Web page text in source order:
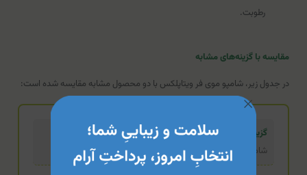
رطوبت.
مقایسه با گزینه‌های مشابه
در جدول زیر، شامپو موی فر ویتاپلکس با دو محصول مشابه مقایسه شده است:
گزینه تخصصی (محصول فعلی)
شامپو موی فر ویتاپلکس